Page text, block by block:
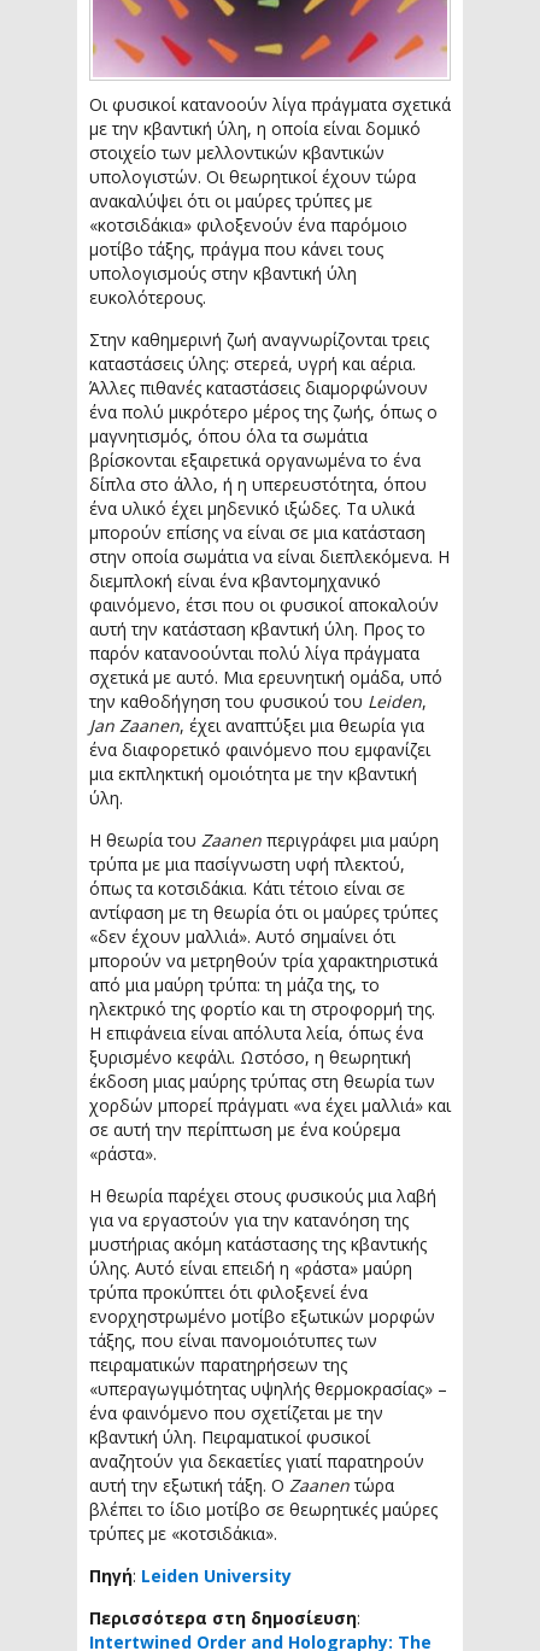
Οι φυσικοί κατανοούν λίγα πράγματα σχετικά
με την κβαντική ύλη, η οποία είναι δομικό
στοιχείο των μελλοντικών κβαντικών
υπολογιστών. Οι θεωρητικοί έχουν τώρα
ανακαλύψει ότι οι μαύρες τρύπες με
«κοτσιδάκια» φιλοξενούν ένα παρόμοιο
μοτίβο τάξης, πράγμα που κάνει τους
υπολογισμούς στην κβαντική ύλη
ευκολότερους.
Στην καθημερινή ζωή αναγνωρίζονται τρεις
καταστάσεις ύλης: στερεά, υγρή και αέρια.
Άλλες πιθανές καταστάσεις διαμορφώνουν
ένα πολύ μικρότερο μέρος της ζωής, όπως ο
μαγνητισμός, όπου όλα τα σωμάτια
βρίσκονται εξαιρετικά οργανωμένα το ένα
δίπλα στο άλλο, ή η υπερευστότητα, όπου
ένα υλικό έχει μηδενικό ιξώδες. Τα υλικά
μπορούν επίσης να είναι σε μια κατάσταση
στην οποία σωμάτια να είναι διεπλεκόμενα. Η
διεμπλοκή είναι ένα κβαντομηχανικό
φαινόμενο, έτσι που οι φυσικοί αποκαλούν
αυτή την κατάσταση κβαντική ύλη. Προς το
παρόν κατανοούνται πολύ λίγα πράγματα
σχετικά με αυτό. Μια ερευνητική ομάδα, υπό
την καθοδήγηση του φυσικού του Leiden,
Jan Zaanen, έχει αναπτύξει μια θεωρία για
ένα διαφορετικό φαινόμενο που εμφανίζει
μια εκπληκτική ομοιότητα με την κβαντική
ύλη.
Η θεωρία του Zaanen περιγράφει μια μαύρη
τρύπα με μια πασίγνωστη υφή πλεκτού,
όπως τα κοτσιδάκια. Κάτι τέτοιο είναι σε
αντίφαση με τη θεωρία ότι οι μαύρες τρύπες
«δεν έχουν μαλλιά». Αυτό σημαίνει ότι
μπορούν να μετρηθούν τρία χαρακτηριστικά
από μια μαύρη τρύπα: τη μάζα της, το
ηλεκτρικό της φορτίο και τη στροφορμή της.
Η επιφάνεια είναι απόλυτα λεία, όπως ένα
ξυρισμένο κεφάλι. Ωστόσο, η θεωρητική
έκδοση μιας μαύρης τρύπας στη θεωρία των
χορδών μπορεί πράγματι «να έχει μαλλιά» και
σε αυτή την περίπτωση με ένα κούρεμα
«ράστα».
Η θεωρία παρέχει στους φυσικούς μια λαβή
για να εργαστούν για την κατανόηση της
μυστήριας ακόμη κατάστασης της κβαντικής
ύλης. Αυτό είναι επειδή η «ράστα» μαύρη
τρύπα προκύπτει ότι φιλοξενεί ένα
ενορχηστρωμένο μοτίβο εξωτικών μορφών
τάξης, που είναι πανομοιότυπες των
πειραματικών παρατηρήσεων της
«υπεραγωγιμότητας υψηλής θερμοκρασίας» –
ένα φαινόμενο που σχετίζεται με την
κβαντική ύλη. Πειραματικοί φυσικοί
αναζητούν για δεκαετίες γιατί παρατηρούν
αυτή την εξωτική τάξη. Ο Zaanenτώρα
βλέπει το ίδιο μοτίβο σε θεωρητικές μαύρες
τρύπες με «κοτσιδάκια».
Πηγή: Leiden University
Περισσότερα στη δημοσίευση:
Intertwined Order and Holography: The